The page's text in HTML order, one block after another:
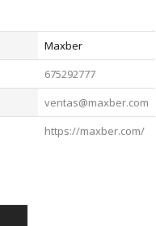
Maxber
675292777
ventas@maxber.com
https://maxber.com/